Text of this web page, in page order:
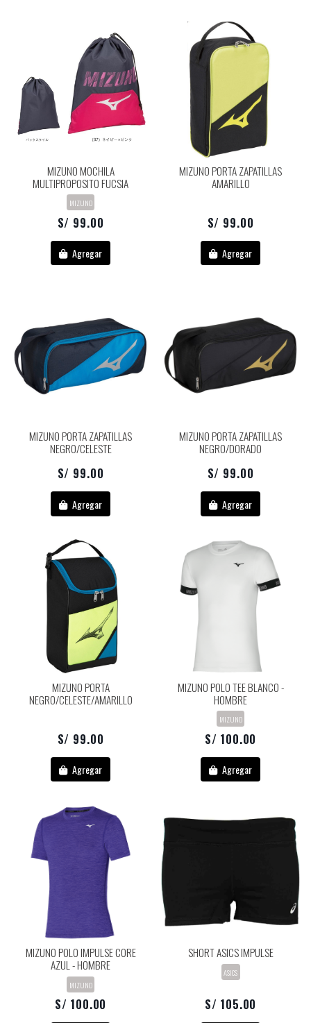
MIZUNO MOCHILA
MULTIPROPOSITO FUCSIA
MIZUNO
S/ 99.00
Agregar
MIZUNO PORTA ZAPATILLAS
AMARILLO
S/ 99.00
Agregar
MIZUNO PORTA ZAPATILLAS
NEGRO/CELESTE
S/ 99.00
Agregar
MIZUNO PORTA ZAPATILLAS
NEGRO/DORADO
S/ 99.00
Agregar
MIZUNO PORTA
NEGRO/CELESTE/AMARILLO
S/ 99.00
Agregar
MIZUNO POLO TEE BLANCO -
HOMBRE
MIZUNO
S/ 100.00
Agregar
MIZUNO POLO IMPULSE CORE
AZUL - HOMBRE
MIZUNO
S/ 100.00
SHORT ASICS IMPULSE
ASICS
S/ 105.00